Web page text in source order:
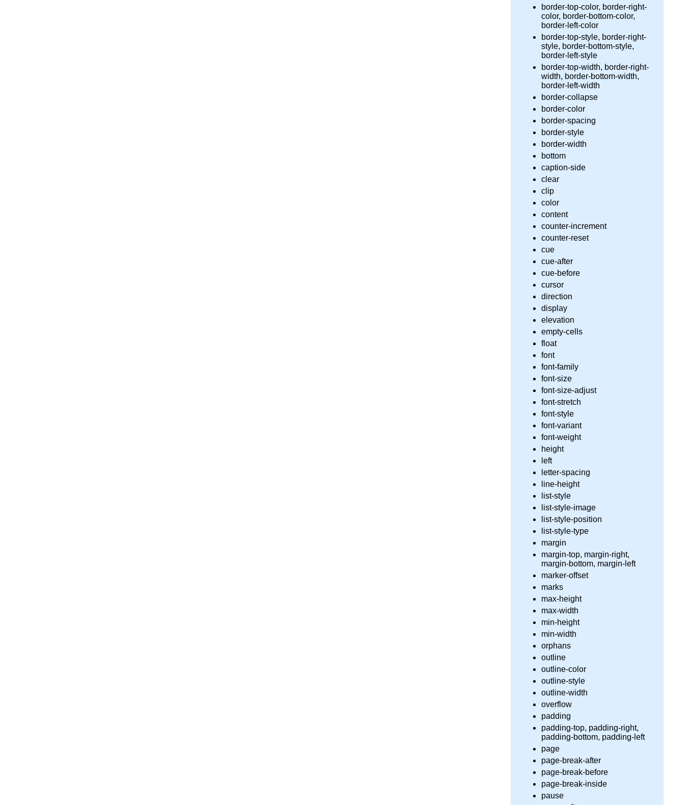
border-top-color, border-right-
color, border-bottom-color,
border-left-color
border-top-style, border-right-
style, border-bottom-style,
border-left-style
border-top-width, border-right-
width, border-bottom-width,
border-left-width
border-collapse
border-color
border-spacing
border-style
border-width
bottom
caption-side
clear
clip
color
content
counter-increment
counter-reset
cue
cue-after
cue-before
cursor
direction
display
elevation
empty-cells
float
font
font-family
font-size
font-size-adjust
font-stretch
font-style
font-variant
font-weight
height
left
letter-spacing
line-height
list-style
list-style-image
list-style-position
list-style-type
margin
margin-top, margin-right,
margin-bottom, margin-left
marker-offset
marks
max-height
max-width
min-height
min-width
orphans
outline
outline-color
outline-style
outline-width
overflow
padding
padding-top, padding-right,
padding-bottom, padding-left
page
page-break-after
page-break-before
page-break-inside
pause